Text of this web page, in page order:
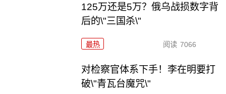
125万还是5万？俄乌战损数字背
后的\"三国杀\"
最热 阅读 7066
对检察官体系下手！李在明要打
破\"青瓦台魔咒\"